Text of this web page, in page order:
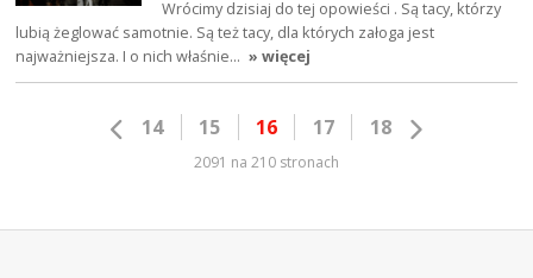
Wrócimy dzisiaj do tej opowieści . Są tacy, którzy
lubią żeglować samotnie. Są też tacy, dla których załoga jest
najważniejsza. I o nich właśnie… » więcej
14 15 16 17 18
2091 na 210 stronach